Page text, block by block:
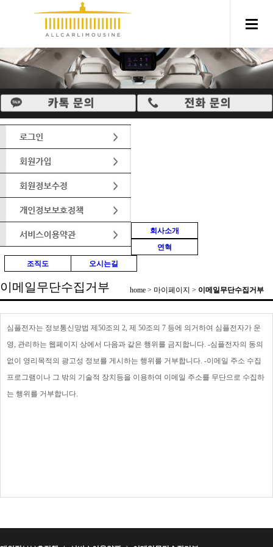
회사소개
연혁
조직도
오시는길
이메일무단수집거부 home > 마이페이지 > 이메일무단수집거부
심플전자는 정보통신망법 제50조의 2, 제 50조의 7 등에 의거하여 심플전자가 운
영, 관리하는 웹페이지 상에서 다음과 같은 행위를 금지합니다. -심플전자의 동의
없이 영리목적의 광고성 정보를 게시하는 행위를 거부합니다. -이메일 주소 수집
프로그램이나 그 밖의 기술적 장치등을 이용하여 이메일 주소를 무단으로 수집하
는 행위를 거부합니다.